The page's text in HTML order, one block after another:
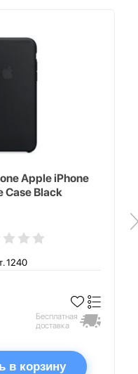
Apple iPhone
Case Black
1240
Бесплатная
доставка
в корзину